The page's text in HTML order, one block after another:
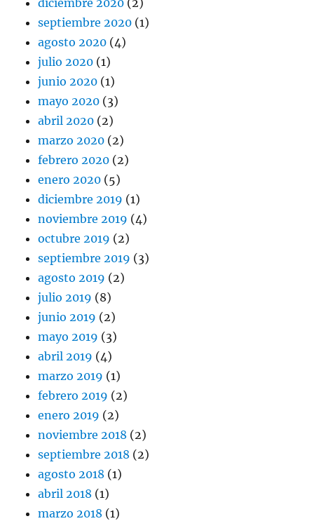
diciembre 2020 (2)
septiembre 2020 (1)
agosto 2020 (4)
julio 2020 (1)
junio 2020 (1)
mayo 2020 (3)
abril 2020 (2)
marzo 2020 (2)
febrero 2020 (2)
enero 2020 (5)
diciembre 2019 (1)
noviembre 2019 (4)
octubre 2019 (2)
septiembre 2019 (3)
agosto 2019 (2)
julio 2019 (8)
junio 2019 (2)
mayo 2019 (3)
abril 2019 (4)
marzo 2019 (1)
febrero 2019 (2)
enero 2019 (2)
noviembre 2018 (2)
septiembre 2018 (2)
agosto 2018 (1)
abril 2018 (1)
marzo 2018 (1)